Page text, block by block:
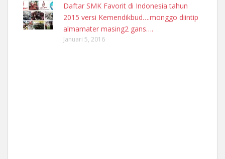
Daftar SMK Favorit di Indonesia tahun
2015 versi Kemendikbud….monggo diintip
almamater masing2 gans….
Januari 5, 2016